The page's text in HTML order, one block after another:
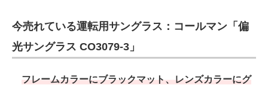
今売れている運転用サングラス：コールマン「偏
光サングラス CO3079-3」
フレームカラーにブラックマット、レンズカラーにグ